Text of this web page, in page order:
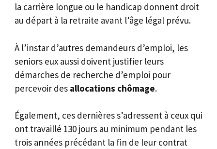
la carrière longue ou le handicap donnent droit
au départ à la retraite avant l’âge légal prévu.
À l’instar d’autres demandeurs d’emploi, les
seniors eux aussi doivent justifier leurs
démarches de recherche d’emploi pour
percevoir des allocations chômage.
Également, ces dernières s’adressent à ceux qui
ont travaillé 130 jours au minimum pendant les
trois années précédant la fin de leur contrat